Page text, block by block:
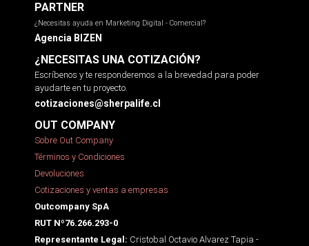
PARTNER
¿Necesitas ayuda en Marketing Digital - Comercial?
Agencia BIZEN
¿NECESITAS UNA COTIZACIÓN?
Escríbenos y te responderemos a la brevedad para poder
ayudarte en tu proyecto.
cotizaciones@sherpalife.cl
OUT COMPANY
Sobre Out Company
Términos y Condiciones
Devoluciones
Cotizaciones y ventas a empresas
Outcompany SpA
RUT Nº76.266.293-0
Representante Legal: Cristobal Octavio Alvarez Tapia -